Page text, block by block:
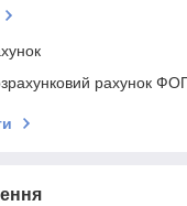
рахунок